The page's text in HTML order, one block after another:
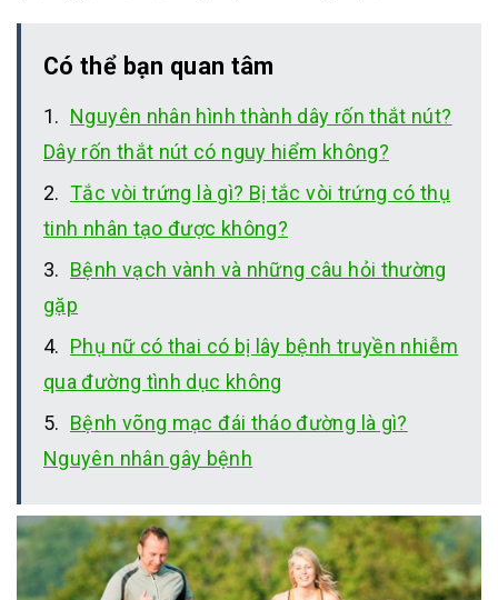
Có thể bạn quan tâm
Nguyên nhân hình thành dây rốn thắt nút?
Dây rốn thắt nút có nguy hiểm không?
Tắc vòi trứng là gì? Bị tắc vòi trứng có thụ
tinh nhân tạo được không?
Bệnh vạch vành và những câu hỏi thường
gặp
Phụ nữ có thai có bị lây bệnh truyền nhiễm
qua đường tình dục không
Bệnh võng mạc đái tháo đường là gì?
Nguyên nhân gây bệnh